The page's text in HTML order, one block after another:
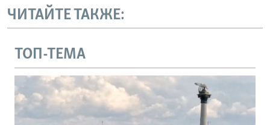
ЧИТАЙТЕ ТАКЖЕ:
ТОП-ТЕМА